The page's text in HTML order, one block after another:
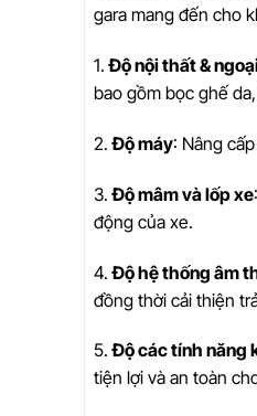
gara mang đến cho
1.Độ nội thất &
bao gồm bọc ghế
2.Độ máy: Nâng
3.Độ mâm và lốp xe
động của xe.
4.Độ hệ thống âm
đồng thời cải thiện
5.Độ các tính năng
tiện lợi và an toàn